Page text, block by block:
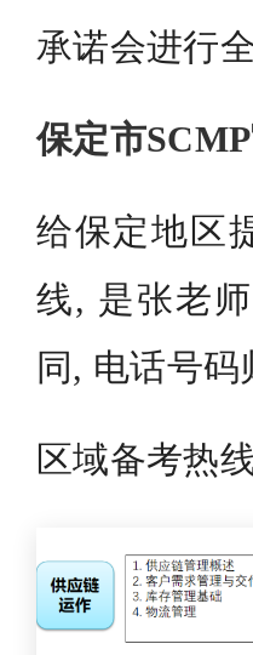
承诺会进行
保定市
给保定地区
线, 是张老
同, 电话号码
区域备考热